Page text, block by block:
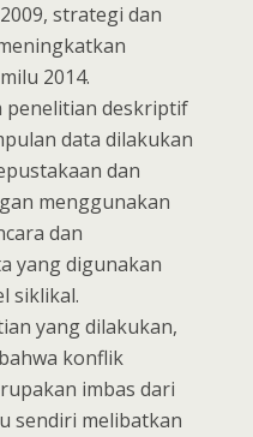
strategi dan
2014.
penelitian deskriptif
data dilakukan
dan
menggunakan
dan
yang digunakan
siklikal.
yang dilakukan,
konflik
imbas dari
sendiri melibatkan